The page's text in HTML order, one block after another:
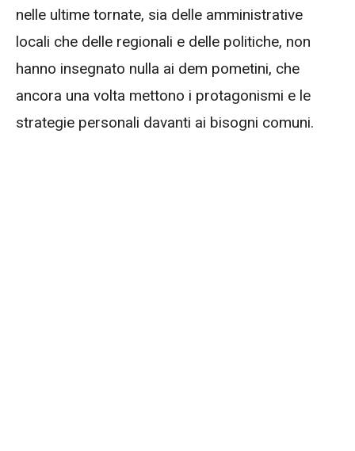
nelle ultime tornate, sia delle amministrative
locali che delle regionali e delle politiche, non
hanno insegnato nulla ai dem pometini, che
ancora una volta mettono i protagonismi e le
strategie personali davanti ai bisogni comuni.